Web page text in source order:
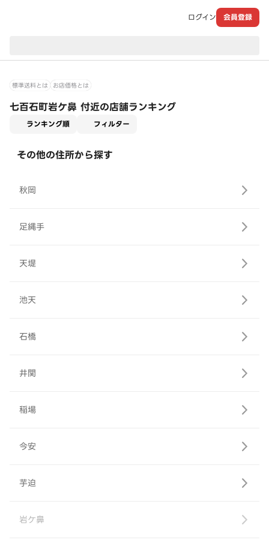
ログイン 会員登録
標準送料とは お店価格とは
七百石町岩ケ鼻 付近の店舗ランキング
ランキング順 フィルター
その他の住所から探す
秋岡
足縄手
天堤
池天
石橋
井関
稲場
今安
芋迫
岩ケ鼻